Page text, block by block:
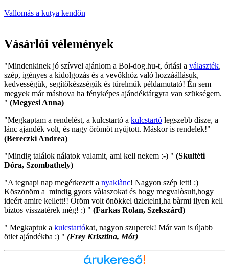
Vallomás a kutya kendőn
Vásárlói vélemények
"Mindenkinek jó szívvel ajánlom a Bol-dog.hu-t, óriási a választék,
szép, igényes a kidolgozás és a vevőkhöz való hozzáállásuk,
kedvességük, segítőkészségük és türelmük példamutató! Én sem
megyek már máshova ha fényképes ajándéktárgyra van szükségem.
" (Megyesi Anna)
"Megkaptam a rendelést, a kulcstartó a kulcstartó legszebb dísze, a
lánc ajandék volt, és nagy örömöt nyújtott. Máskor is rendelek!"
(Bereczki Andrea)
"Mindig találok nálatok valamit, ami kell nekem :-) " (Skultéti
Dóra, Szombathely)
"A tegnapi nap megérkezett a nyaklànc! Nagyon szép lett! :)
Köszönöm a mindig gyors vàlaszokat és hogy megvalòsult,hogy
ideért amire kellett!! Öröm volt önökkel üzletelni,ha bàrmi ilyen kell
biztos visszatérek mèg! :) " (Farkas Rolan, Szekszárd)
" Megkaptuk a kulcstartókat, nagyon szuperek! Már van is újabb
ötlet ajándékba :) " (Frey Krisztina, Mór)